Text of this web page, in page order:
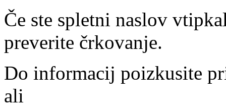
Če ste spletni naslov
preverite črkovanje.
Do informacij poizkusite
ali